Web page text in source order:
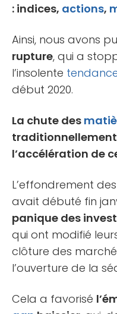
: indices, actions,
Ainsi, nous avons
rupture, qui a
l’insolente
début 2020.
La chute des
l’accélération de
L’effondrement
avait débuté fin
panique des
qui ont modifié
clôture des
l’ouverture de la
Cela a favorisé